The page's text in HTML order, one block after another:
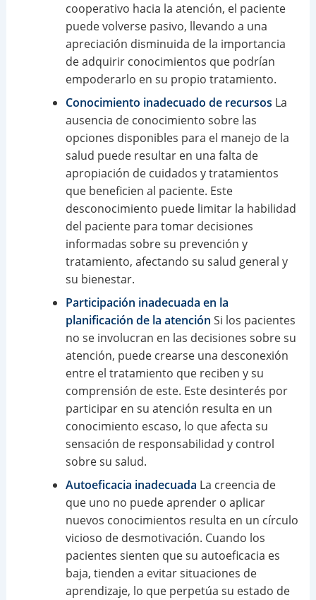
cooperativo hacia la atención, el paciente
puede volverse pasivo, llevando a una
apreciación disminuida de la importancia
de adquirir conocimientos que podrían
empoderarlo en su propio tratamiento.
Conocimiento inadecuado de recursos La
ausencia de conocimiento sobre las
opciones disponibles para el manejo de la
salud puede resultar en una falta de
apropiación de cuidados y tratamientos
que beneficien al paciente. Este
desconocimiento puede limitar la habilidad
del paciente para tomar decisiones
informadas sobre su prevención y
tratamiento, afectando su salud general y
su bienestar.
Participación inadecuada en la
planificación de la atención Si los pacientes
no se involucran en las decisiones sobre su
atención, puede crearse una desconexión
entre el tratamiento que reciben y su
comprensión de este. Este desinterés por
participar en su atención resulta en un
conocimiento escaso, lo que afecta su
sensación de responsabilidad y control
sobre su salud.
Autoeficacia inadecuada La creencia de
que uno no puede aprender o aplicar
nuevos conocimientos resulta en un círculo
vicioso de desmotivación. Cuando los
pacientes sienten que su autoeficacia es
baja, tienden a evitar situaciones de
aprendizaje, lo que perpetúa su estado de